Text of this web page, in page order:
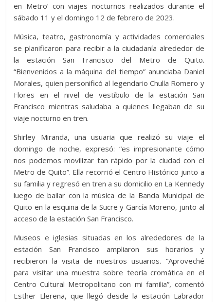
en Metro’ con viajes nocturnos realizados durante el
sábado 11 y el domingo 12 de febrero de 2023.
Música, teatro, gastronomía y actividades comerciales
se planificaron para recibir a la ciudadanía alrededor de
la estación San Francisco del Metro de Quito.
“Bienvenidos a la máquina del tiempo” anunciaba Daniel
Morales, quien personificó al legendario Chulla Romero y
Flores en el nivel de vestíbulo de la estación San
Francisco mientras saludaba a quienes llegaban de su
viaje nocturno en tren.
Shirley Miranda, una usuaria que realizó su viaje el
domingo de noche, expresó: “es impresionante cómo
nos podemos movilizar tan rápido por la ciudad con el
Metro de Quito”. Ella recorrió el Centro Histórico junto a
su familia y regresó en tren a su domicilio en La Kennedy
luego de bailar con la música de la Banda Municipal de
Quito en la esquina de la Sucre y García Moreno, junto al
acceso de la estación San Francisco.
Museos e iglesias situadas en los alrededores de la
estación San Francisco ampliaron sus horarios y
recibieron la visita de nuestros usuarios. “Aproveché
para visitar una muestra sobre teoría cromática en el
Centro Cultural Metropolitano con mi familia”, comentó
Esther Llerena, que llegó desde la estación Labrador